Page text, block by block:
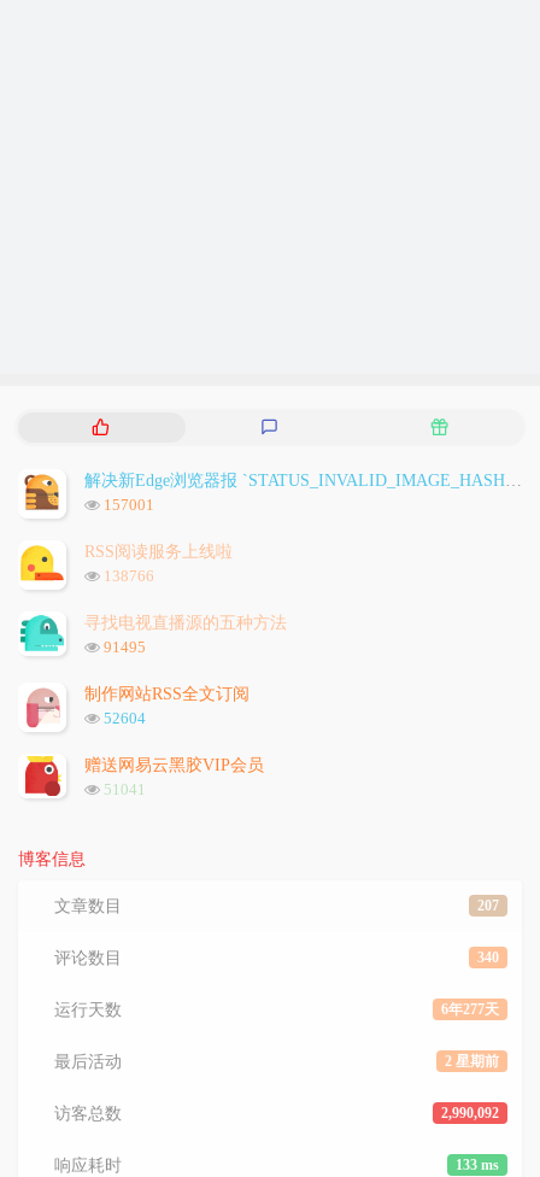
热
文
章
评
随
文
解决新Edge浏览器报 `STATUS_INVALID_IMAGE_HASH` 问题
浏
次
数:
157001
RSS阅读服务上线啦
浏
次
数:
138766
寻找电视直播源的五种方法
浏
次
数:
91495
制作网站RSS全文订阅
浏
次
数:
52604
赠送网易云黑胶VIP会员
浏
51041
博客信息
207
文章数目
340
评论数目
6年277天
运行天数
2 星期前
最后活动
2,990,092
访客总数
133 ms
响应耗时